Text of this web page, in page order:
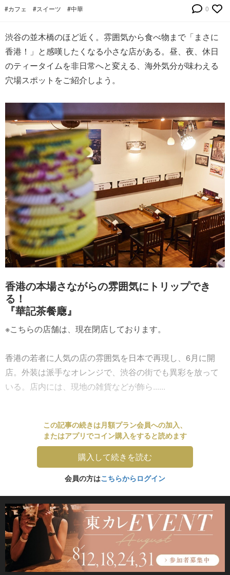
#カフェ #スイーツ #中華 0
渋谷の並木橋のほど近く。雰囲気から食べ物まで「まさに
香港！」と感嘆したくなる小さな店がある。昼、夜、休日
のティータイムを非日常へと変える、海外気分が味わえる
穴場スポットをご紹介しよう。
香港の本場さながらの雰囲気にトリップでき
る！
『華記茶餐廰』
※こちらの店舗は、現在閉店しております。
香港の若者に人気の店の雰囲気を日本で再現し、6月に開
店。外装は派手なオレンジで、渋谷の街でも異彩を放って
いる。店内には、現地の雑貨などが飾ら......
この記事の続きは月額プラン会員への加入、
またはアプリでコイン購入をすると読めます
購入して続きを読む
会員の方はこちらからログイン